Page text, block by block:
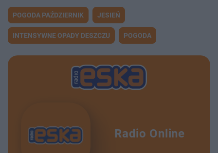
POGODA PAŹDZIERNIK JESIEŃ
INTENSYWNE OPADY DESZCZU POGODA
Radio Online